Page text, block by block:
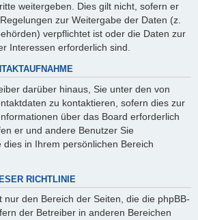
weitergeben. Dies gilt nicht, sofern er
zur Weitergabe der Daten (z.
verpflichtet ist oder die Daten zur
Interessen erforderlich sind.
darüber hinaus, Sie unter den von
zu kontaktieren, sofern dies zur
über das Board erforderlich
er und andere Benutzer Sie
dies in Ihrem persönlichen Bereich
RICHTLINIE
nur den Bereich der Seiten, die die phpBB-
der Betreiber in anderen Bereichen